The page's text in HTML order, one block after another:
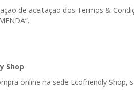
de aceitação dos Termos &
Shop
online na sede Ecofriendly Shop,